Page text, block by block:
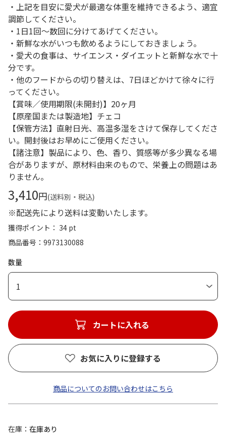
・上記を目安に愛犬が最適な体重を維持できるよう、適宜
調節してください。
・1日1回～数回に分けてあげてください。
・新鮮な水がいつも飲めるようにしておきましょう。
・愛犬の食事は、サイエンス・ダイエットと新鮮な水で十
分です。
・他のフードからの切り替えは、7日ほどかけて徐々に行
ってください。
【賞味／使用期限(未開封)】20ヶ月
【原産国または製造地】チェコ
【保管方法】直射日光、高温多湿をさけて保存してくださ
い。開封後はお早めにご使用ください。
【諸注意】製品により、色、香り、質感等が多少異なる場
合がありますが、原材料由来のもので、栄養上の問題はあ
りません。
3,410円(送料別・税込)
※配送先により送料は変動いたします。
獲得ポイント： 34 pt
商品番号
9973130088
数量
1
カートに入れる
お気に入りに登録する
商品についてのお問い合わせはこちら
在庫 在庫あり